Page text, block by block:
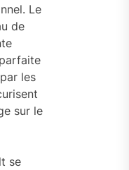
Le
de
les
sur le
se